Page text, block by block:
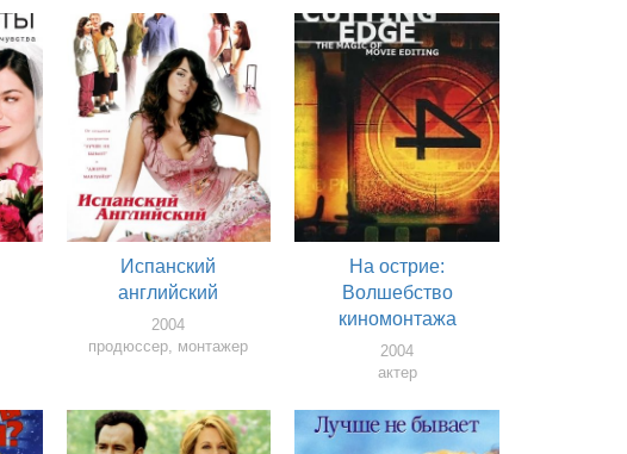
Испанский
английский
2004
продюссер, монтажер
На острие:
Волшебство
киномонтажа
2004
актер